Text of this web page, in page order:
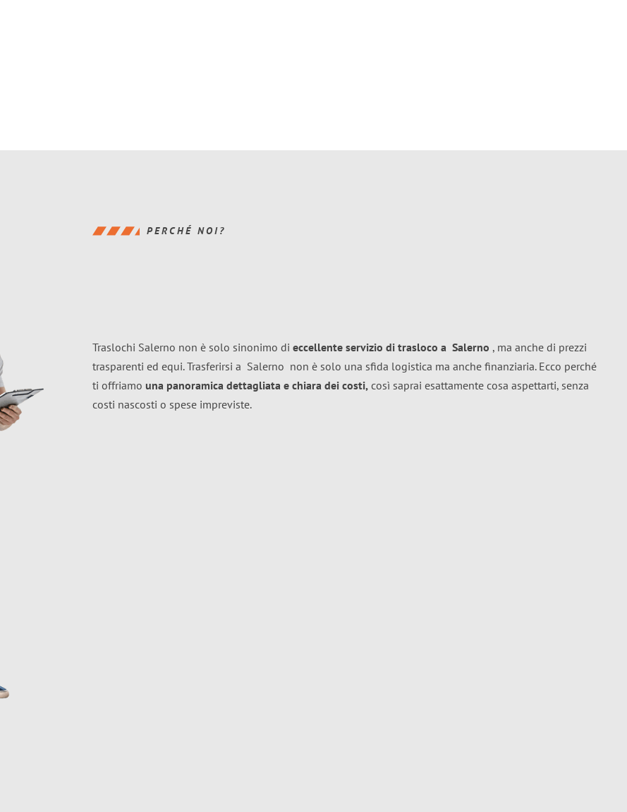
PERCHÉ NOI?
Traslochi Salerno non è solo sinonimo di eccellente servizio di trasloco a Salerno , ma anche di prezzi
trasparenti ed equi. Trasferirsi a Salerno non è solo una sfida logistica ma anche finanziaria. Ecco perché
ti offriamo una panoramica dettagliata e chiara dei costi, così saprai esattamente cosa aspettarti, senza
costi nascosti o spese impreviste.